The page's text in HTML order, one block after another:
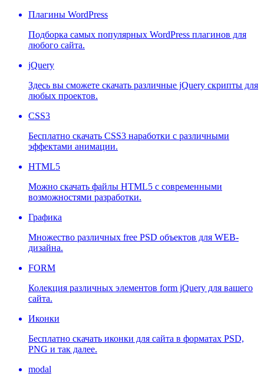
Плагины WordPress
Подборка самых популярных WordPress плагинов для
любого сайта.
jQuery
Здесь вы сможете скачать различные jQuery скрипты для
любых проектов.
CSS3
Бесплатно скачать CSS3 наработки с различными
эффектами анимации.
HTML5
Можно скачать файлы HTML5 с современными
возможностями разработки.
Графика
Множество различных free PSD объектов для WEB-
дизайна.
FORM
Колекция различных элементов form jQuery для вашего
сайта.
Иконки
Бесплатно скачать иконки для сайта в форматах PSD,
PNG и так далее.
modal